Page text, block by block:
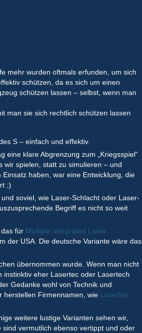
mehr wurden oftmals erfunden, um sich
schützen, da es sich um einen
schützen lassen – selbst, wenn man
man sie sich rechtlich schützen lassen
S – einfach und effektiv.
eine klare Abgrenzung zum „Kriegsspiel“
wir spielen, statt zu simulieren – und
haben, war eine Entwicklung, die
;)
soviel, wie Laser-Schlacht oder Laser-
Begriff es nicht so weit
für Multiple Integrated Laser
der USA. Die deutsche Variante wäre das
übernommen wurde. Wenn man nicht
eher Lasertec oder Lasertech
Gedanke wohl von Technik und
herstellen Firmennamen, wie Lasertec
weitere lustige Varianten sehen wir,
vermutlich ebenso vertippt und oder